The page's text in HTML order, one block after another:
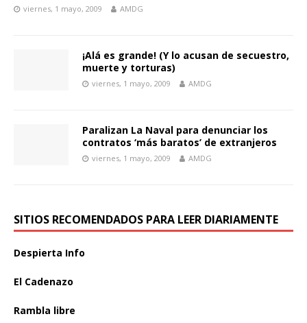
viernes, 1 mayo, 2009 AMDG
¡Alá es grande! (Y lo acusan de secuestro,
muerte y torturas)
viernes, 1 mayo, 2009 AMDG
Paralizan La Naval para denunciar los
contratos ‘más baratos’ de extranjeros
viernes, 1 mayo, 2009 AMDG
SITIOS RECOMENDADOS PARA LEER DIARIAMENTE
Despierta Info
El Cadenazo
Rambla libre